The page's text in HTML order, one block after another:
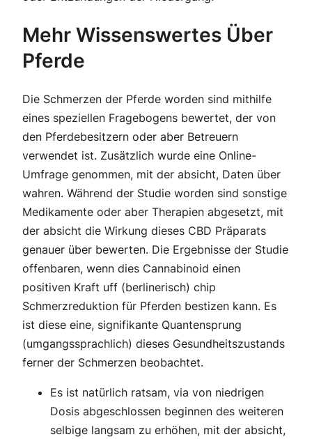
Mehr Wissenswertes Über
Pferde
Die Schmerzen der Pferde worden sind mithilfe
eines speziellen Fragebogens bewertet, der von
den Pferdebesitzern oder aber Betreuern
verwendet ist. Zusätzlich wurde eine Online-
Umfrage genommen, mit der absicht, Daten über
wahren. Während der Studie worden sind sonstige
Medikamente oder aber Therapien abgesetzt, mit
der absicht die Wirkung dieses CBD Präparats
genauer über bewerten. Die Ergebnisse der Studie
offenbaren, wenn dies Cannabinoid einen
positiven Kraft uff (berlinerisch) chip
Schmerzreduktion für Pferden bestizen kann. Es
ist diese eine, signifikante Quantensprung
(umgangssprachlich) dieses Gesundheitszustands
ferner der Schmerzen beobachtet.
Es ist natürlich ratsam, via von niedrigen
Dosis abgeschlossen beginnen des weiteren
selbige langsam zu erhöhen, mit der absicht,